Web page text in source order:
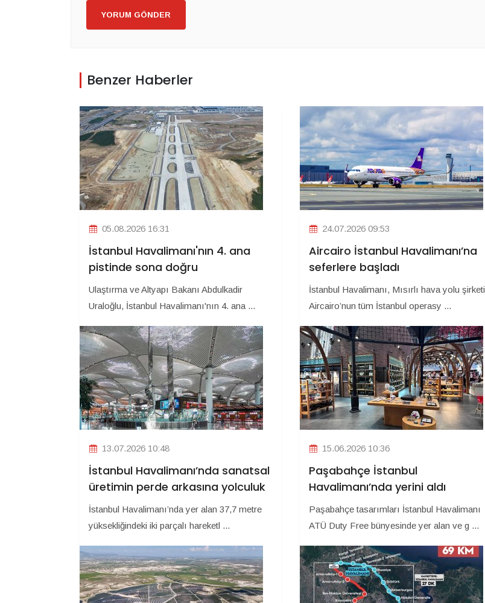
YORUM GÖNDER
Benzer Haberler
05.08.2026 16:31
İstanbul Havalimanı'nın 4. ana
pistinde sona doğru
Ulaştırma ve Altyapı Bakanı Abdulkadir
Uraloğlu, İstanbul Havalimanı'nın 4. ana ...
24.07.2026 09:53
Aircairo İstanbul Havalimanı’na
seferlere başladı
İstanbul Havalimanı, Mısırlı hava yolu şirketi
Aircairo’nun tüm İstanbul operasy ...
13.07.2026 10:48
İstanbul Havalimanı’nda sanatsal
üretimin perde arkasına yolculuk
İstanbul Havalimanı’nda yer alan 37,7 metre
yüksekliğindeki iki parçalı hareketl ...
15.06.2026 10:36
Paşabahçe İstanbul
Havalimanı’nda yerini aldı
Paşabahçe tasarımları İstanbul Havalimanı
ATÜ Duty Free bünyesinde yer alan ve g ...